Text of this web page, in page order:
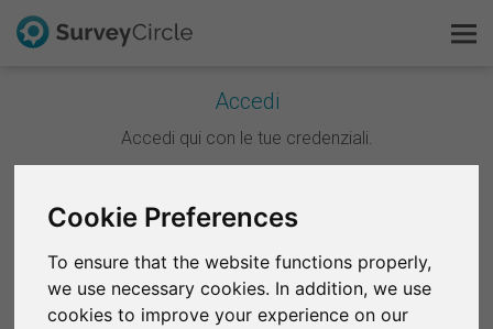
Cookie Preferences
To ensure that the website functions properly,
we use necessary cookies. In addition, we use
cookies to improve your experience on our
Accedi
Accedi qui con le tue credenziali.
Continua con Google
Continua con Facebook
Questo è SurveyCircle
FAQ